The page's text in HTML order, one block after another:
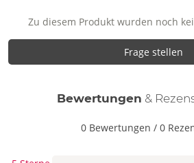
Zu diesem Produkt wurden noch
Frage stellen
Bewertungen &
0 Bewertungen / 0